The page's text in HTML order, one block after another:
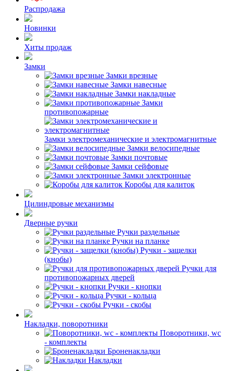
Распродажа
Новинки
Хиты продаж
Замки
Замки врезные
Замки навесные
Замки накладные
Замки
противопожарные
Замки электромеханические и электромагнитные
Замки велосипедные
Замки почтовые
Замки сейфовые
Замки электронные
Коробы для калиток
Цилиндровые механизмы
Дверные ручки
Ручки раздельные
Ручки на планке
Ручки - защелки
(кнобы)
Ручки для
противопожарных дверей
Ручки - кнопки
Ручки - кольца
Ручки - скобы
Накладки, поворотники
Поворотники, wc
- комплекты
Броненакладки
Накладки